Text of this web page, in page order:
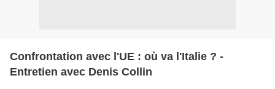
Confrontation avec l'UE : où va l'Italie ? -
Entretien avec Denis Collin